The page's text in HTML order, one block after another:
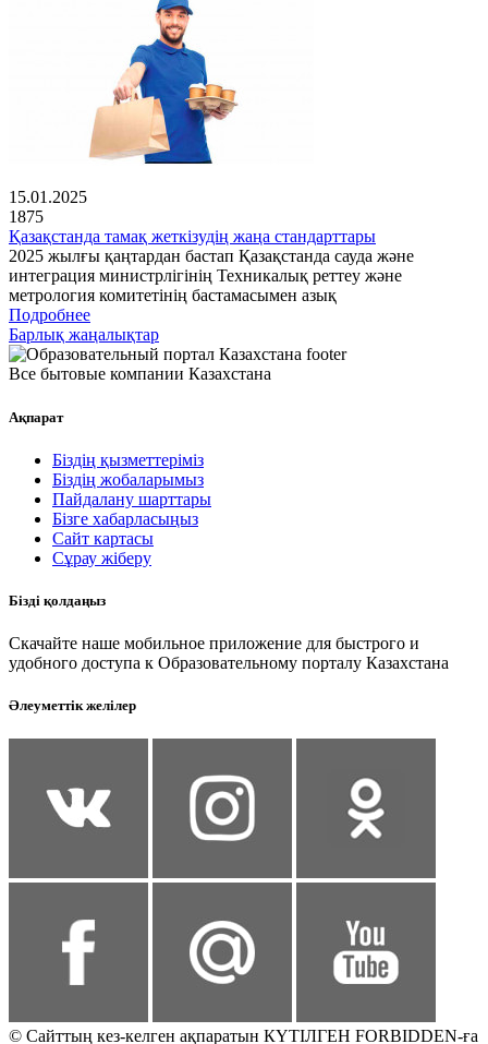
15.01.2025
1875
Қазақстанда тамақ жеткізудің жаңа стандарттары
2025 жылғы қаңтардан бастап Қазақстанда сауда және
интеграция министрлігінің Техникалық реттеу және
метрология комитетінің бастамасымен азық
Подробнее
Барлық жаңалықтар
Все бытовые компании Казахстана
Ақпарат
Біздің қызметтеріміз
Біздің жобаларымыз
Пайдалану шарттары
Бізге хабарласыңыз
Сайт картасы
Сұрау жіберу
Бізді қолдаңыз
Скачайте наше мобильное приложение для быстрого и
удобного доступа к Образовательному порталу Казахстана
Әлеуметтік желілер
© Сайттың кез-келген ақпаратын КҮТІЛГЕН FORBIDDEN-ға